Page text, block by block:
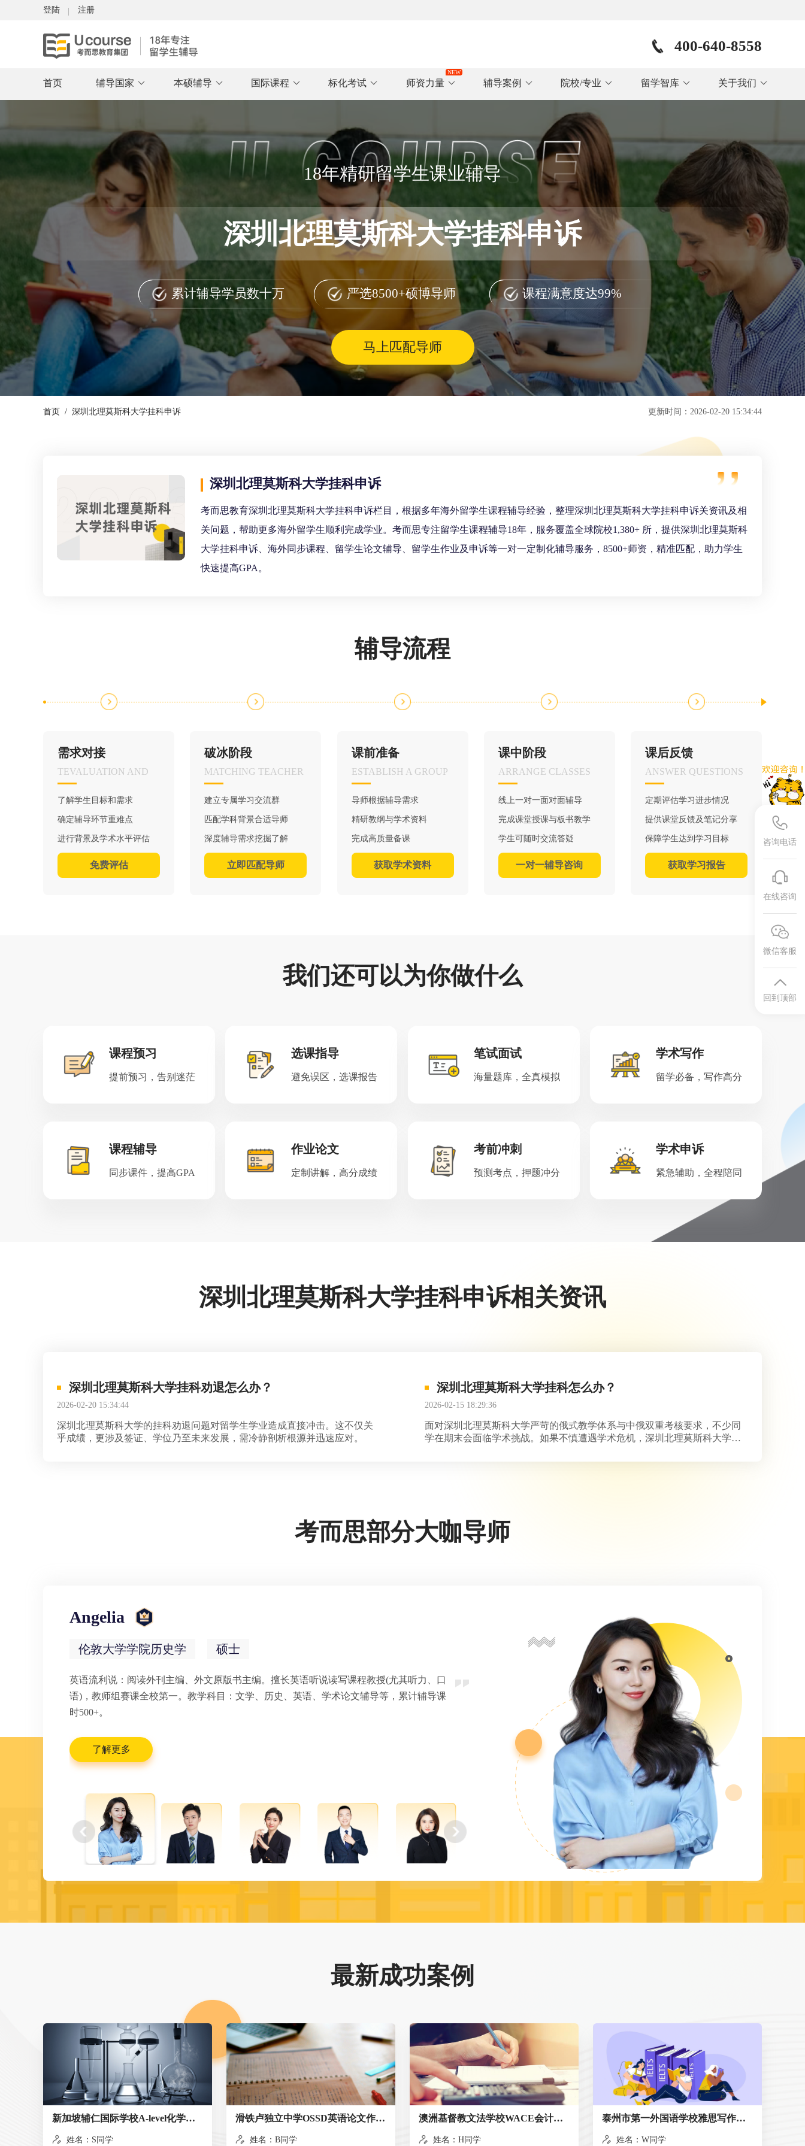
登陆 注册
400-640-8558
首页 辅导国家 本硕辅导 国际课程 标化考试 师资力量 辅导案例 院校/专业 留学智库 关于我们
18年精研留学生课业辅导
深圳北理莫斯科大学挂科申诉
累计辅导学员数十万 严选8500+硕博导师 课程满意度达99%
马上匹配导师
首页 / 深圳北理莫斯科大学挂科申诉 更新时间：2026-02-20 15:34:44
深圳北理莫斯科大学挂科申诉
考而思教育深圳北理莫斯科大学挂科申诉栏目，根据多年海外留学生课程辅导经验，整理深圳北理莫斯科大学挂科申诉关资讯及相
关问题，帮助更多海外留学生顺利完成学业。考而思专注留学生课程辅导18年，服务覆盖全球院校1,380+ 所，提供深圳北理莫斯科
大学挂科申诉、海外同步课程、留学生论文辅导、留学生作业及申诉等一对一定制化辅导服务，8500+师资，精准匹配，助力学生
快速提高GPA。
辅导流程
需求对接
TEVALUATION AND
了解学生目标和需求
确定辅导环节重难点
进行背景及学术水平评估
免费评估
破冰阶段
MATCHING TEACHER
建立专属学习交流群
匹配学科背景合适导师
深度辅导需求挖掘了解
立即匹配导师
课前准备
ESTABLISH A GROUP
导师根据辅导需求
精研教纲与学术资料
完成高质量备课
获取学术资料
课中阶段
ARRANGE CLASSES
线上一对一面对面辅导
完成课堂授课与板书教学
学生可随时交流答疑
一对一辅导咨询
课后反馈
ANSWER QUESTIONS
定期评估学习进步情况
提供课堂反馈及笔记分享
保障学生达到学习目标
获取学习报告
我们还可以为你做什么
课程预习
提前预习，告别迷茫
选课指导
避免误区，选课报告
笔试面试
海量题库，全真模拟
学术写作
留学必备，写作高分
课程辅导
同步课件，提高GPA
作业论文
定制讲解，高分成绩
考前冲刺
预测考点，押题冲分
学术申诉
紧急辅助，全程陪同
深圳北理莫斯科大学挂科申诉相关资讯
深圳北理莫斯科大学挂科劝退怎么办？
2026-02-20 15:34:44
深圳北理莫斯科大学的挂科劝退问题对留学生学业造成直接冲击。这不仅关
乎成绩，更涉及签证、学位乃至未来发展，需冷静剖析根源并迅速应对。
深圳北理莫斯科大学挂科怎么办？
2026-02-15 18:29:36
面对深圳北理莫斯科大学严苛的俄式教学体系与中俄双重考核要求，不少同
学在期末会面临学术挑战。如果不慎遭遇学术危机，深圳北理莫斯科大学挂
应对策略，助你重回学术正轨。
考而思部分大咖导师
Angelia
伦敦大学学院历史学 硕士
英语流利说：阅读外刊主编、外文原版书主编。擅长英语听说读写课程教授(尤其听力、口
语)，教师组赛课全校第一。教学科目：文学、历史、英语、学术论文辅导等，累计辅导课
时500+。
了解更多
最新成功案例
新加坡辅仁国际学校A-level化学知识点梳理讲解
姓名：S同学
滑铁卢独立中学OSSD英语论文作业指导-好评案例
姓名：B同学
澳洲基督教文法学校WACE会计与金融课程讲解
姓名：H同学
泰州市第一外国语学校雅思写作指导
姓名：W同学
咨询电话
在线咨询
微信客服
回到顶部